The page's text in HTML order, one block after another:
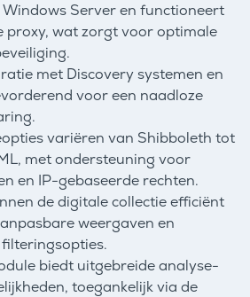
Server en functioneert
proxy, wat zorgt voor optimale
met Discovery systemen en
voor een naadloze
variëren van Shibboleth tot
met ondersteuning voor
en IP-gebaseerde rechten.
de digitale collectie efficiënt
weergaven en
biedt uitgebreide analyse-
toegankelijk via de